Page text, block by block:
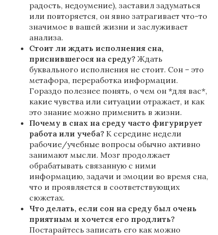
радость, недоумение), заставил задуматься
или повторяется, он явно затрагивает что-то
значимое в вашей жизни и заслуживает
анализа.
Стоит ли ждать исполнения сна,
приснившегося на среду? Ждать
буквального исполнения не стоит. Сон – это
метафора, переработка информации.
Гораздо полезнее понять, о чем он *для вас*,
какие чувства или ситуации отражает, и как
это знание можно применить в жизни.
Почему в снах на среду часто фигурирует
работа или учеба? К середине недели
рабочие/учебные вопросы обычно активно
занимают мысли. Мозг продолжает
обрабатывать связанную с ними
информацию, задачи и эмоции во время сна,
что и проявляется в соответствующих
сюжетах.
Что делать, если сон на среду был очень
приятным и хочется его продлить?
Постарайтесь записать его как можно